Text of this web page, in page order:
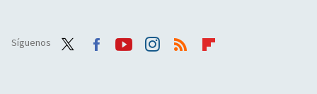
Síguenos